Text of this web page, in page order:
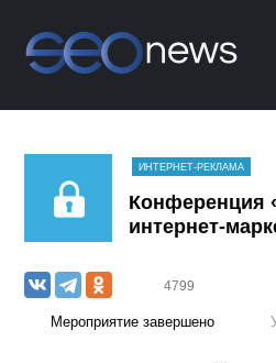
ИНТЕРНЕТ-РЕКЛАМА
Конференция
интернет-
4799
Мероприятие завершено